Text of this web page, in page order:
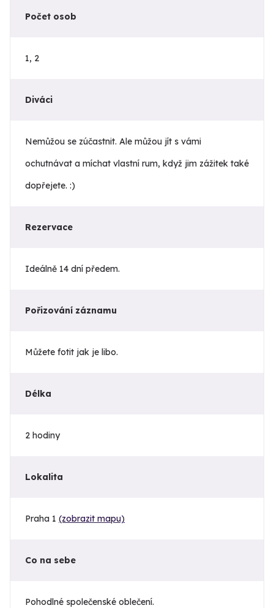
Počet osob
1, 2
Diváci
Nemůžou se zúčastnit. Ale můžou jít s vámi
ochutnávat a míchat vlastní rum, když jim zážitek také
dopřejete. :)
Rezervace
Ideálně 14 dní předem.
Pořizování záznamu
Můžete fotit jak je libo.
Délka
2 hodiny
Lokalita
Praha 1 (zobrazit mapu)
Co na sebe
Pohodlné společenské oblečení.